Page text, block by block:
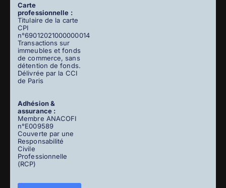
Carte
professionnelle :
Titulaire de la carte
CPI
n°69012021000000014
Transactions sur
immeubles et fonds
de commerce, sans
détention de fonds.
Délivrée par la CCI
de Paris
Adhésion &
assurance :
Membre ANACOFI
n°E009589
Couverte par une
Responsabilité
Civile
Professionnelle
(RCP)